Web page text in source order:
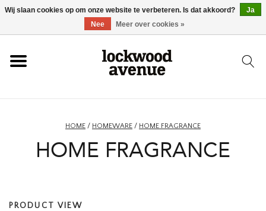
HOME
HOME / HOMEWARE / HOME FRAGRANCE
HOME FRAGRANCE
PRODUCT VIEW
Wij slaan cookies op om onze website te verbeteren. Is dat akkoord?
Ja
Nee
Meer over cookies »